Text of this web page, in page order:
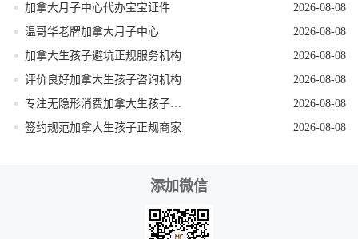
加拿大月子中心代办宝宝证件
2026-08-08
温哥华老牌加拿大月子中心
2026-08-08
加拿大生孩子避坑正规服务机构
2026-08-08
评价良好加拿大生孩子咨询机构
2026-08-08
2026-08-08
签约规范加拿大生孩子正规商家
2026-08-08
添加微信